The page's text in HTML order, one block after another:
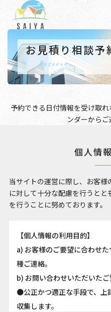
お見積り相談予
Reserve
予約できる日付情報を受け取
ンダーからご
個人情
当サイトの運営に際し、お客
に対して十分な配慮を行うとと
を行うことに努めております。
【個人情報の利用目的】
a) お客様のご要望に合わせ
種ご連絡。
b) お問い合わせいただいたご
●公正かつ適正な手段で、上
収集します。